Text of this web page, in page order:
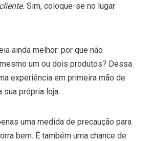
Sim, coloque-se no lugar
ainda melhor: por que não
um ou dois produtos? Dessa
experiência em primeira mão de
sua própria loja.
uma medida de precaução para
bem. É também uma chance de